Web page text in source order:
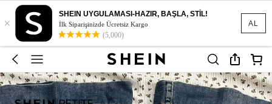
AL
×
SHEIN UYGULAMASI-HAZIR, BAŞLA, STİL!
İlk Siparişinizde Ücretsiz Kargo
(5,000)